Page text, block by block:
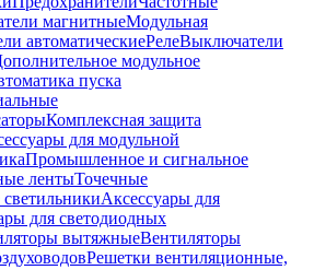
магнитныеМодульная
автоматическиеРелеВыключатели
модульное
пуска
Комплексная защита
для модульной
Промышленное и сигнальное
лентыТочечные
Аксессуары для
для светодиодных
вытяжныеВентиляторы
Решетки вентиляционные,